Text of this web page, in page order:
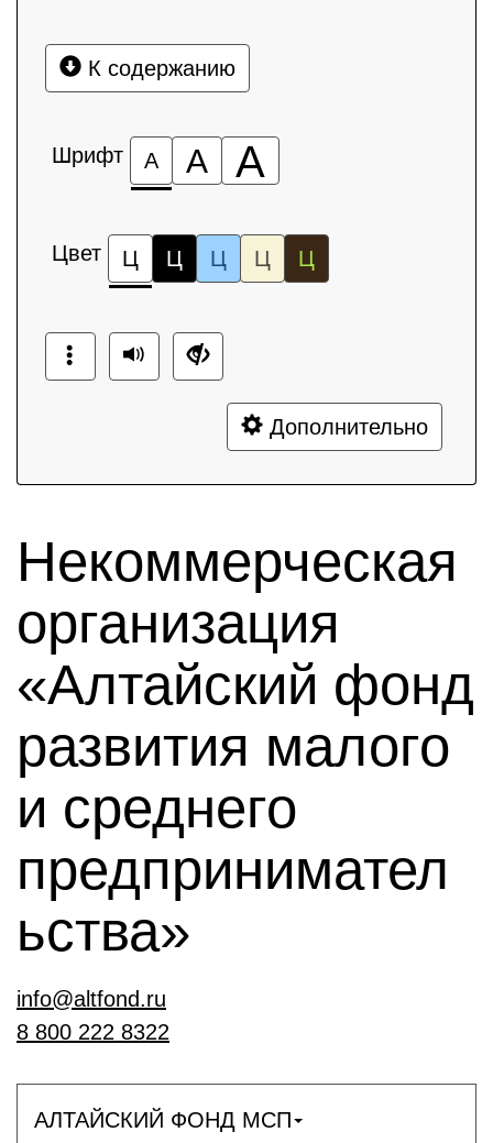
К содержанию
Шрифт А А А
Цвет Ц Ц Ц Ц Ц
Дополнительно
Некоммерческая
организация
«Алтайский фонд
развития малого
и среднего
предпринимател
ьства»
info@altfond.ru
8 800 222 8322
АЛТАЙСКИЙ ФОНД МСП